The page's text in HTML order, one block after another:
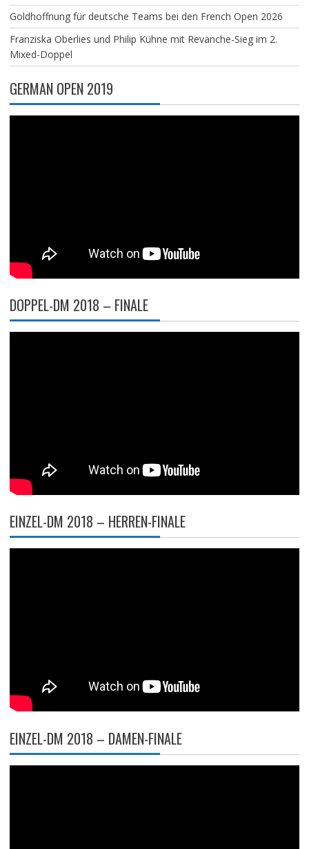
Goldhoffnung für deutsche Teams bei den French Open 2026
Franziska Oberlies und Philip Kühne mit Revanche-Sieg im 2.
Mixed-Doppel
GERMAN OPEN 2019
DOPPEL-DM 2018 – FINALE
EINZEL-DM 2018 – HERREN-FINALE
EINZEL-DM 2018 – DAMEN-FINALE